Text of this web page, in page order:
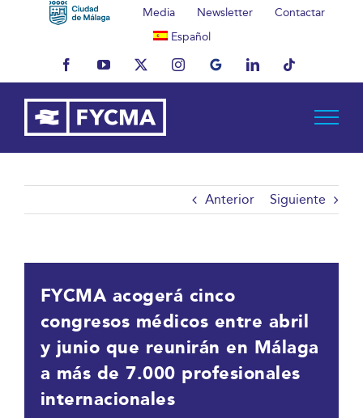
Media Newsletter
Contactar
Español
FacebookYouTubeX InstagramMyBusinessLinkedInTiktok
Anterior Siguiente
FYCMA acogerá cinco
congresos médicos entre abril
y junio que reunirán en Málaga
a más de 7.000 profesionales
internacionales